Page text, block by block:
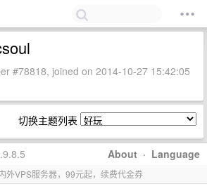
#78818, joined on 2014-10-27 15:42:05
切换主题列表
About · Language
外VPS服务器，99元起，续费代金券